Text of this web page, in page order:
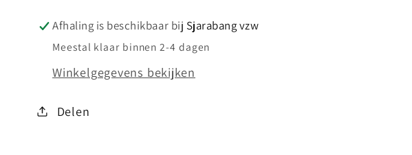
Afhaling is beschikbaar bij Sjarabang vzw
Meestal klaar binnen 2-4 dagen
Winkelgegevens bekijken
Delen